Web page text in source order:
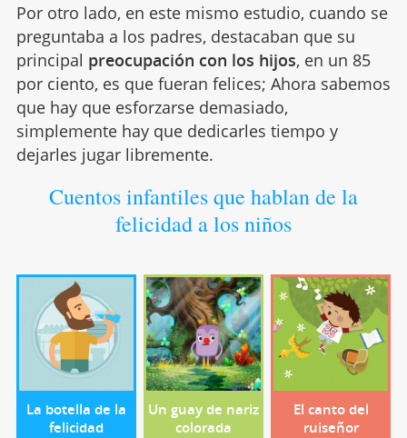
Por otro lado, en este mismo estudio, cuando se
preguntaba a los padres, destacaban que su
principal preocupación con los hijos, en un 85
por ciento, es que fueran felices; Ahora sabemos
que hay que esforzarse demasiado,
simplemente hay que dedicarles tiempo y
dejarles jugar libremente.
Cuentos infantiles que hablan de la
felicidad a los niños
La botella de la
felicidad
Un guay de nariz
colorada
El canto del
ruiseñor